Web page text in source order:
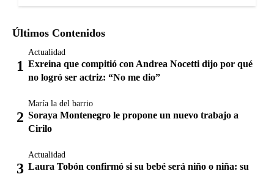
Últimos Contenidos
Actualidad
Exreina que compitió con Andrea Nocetti dijo por qué
no logró ser actriz: “No me dio”
María la del barrio
Soraya Montenegro le propone un nuevo trabajo a
Cirilo
Actualidad
Laura Tobón confirmó si su bebé será niño o niña: su